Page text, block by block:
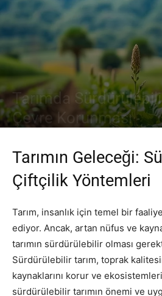
Tarımda
Çevre Korunması
Tarımın Geleceği:
Çiftçilik Yöntemleri
Tarım, insanlık için temel bir
ediyor. Ancak, artan nüfus ve
tarımın sürdürülebilir olması
Sürdürülebilir tarım, toprak
kaynaklarını korur ve
sürdürülebilir tarımın önemi ve